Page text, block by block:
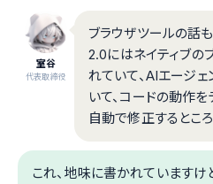
室谷
代表取締役
ブラウザツールの話
2.0にはネイティブの
れていて、AIエージ
いて、コードの動作
自動で修正するとこ
これ、地味に書かれていますけ